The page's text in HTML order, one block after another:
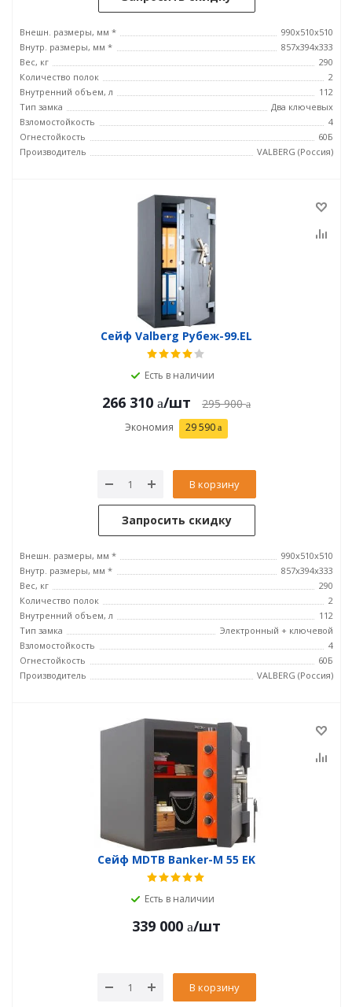
Внешн. размеры, мм *
990x510x510
Внутр. размеры, мм *
857x394x333
Вес, кг
290
Количество полок
2
Внутренний объем, л
112
Тип замка
Два ключевых
Взломостойкость
4
Огнестойкость
60Б
Производитель
VALBERG (Россия)
Сейф Valberg Рубеж-99.EL
Есть в наличии
266 310 /шт 295 900
Экономия 29 590
В корзину
Запросить скидку
Внешн. размеры, мм *
990x510x510
Внутр. размеры, мм *
857x394x333
Вес, кг
290
Количество полок
2
Внутренний объем, л
112
Тип замка
Электронный + ключевой
Взломостойкость
4
Огнестойкость
60Б
Производитель
VALBERG (Россия)
Сейф MDTB Banker-M 55 EK
Есть в наличии
339 000 /шт
В корзину